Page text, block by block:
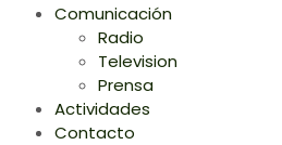
Comunicación
Radio
Television
Prensa
Actividades
Contacto